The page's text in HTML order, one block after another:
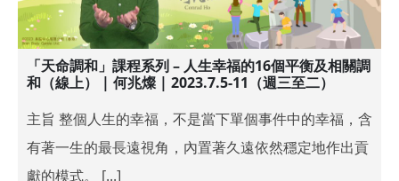
「天命調和」課程系列 – 人生幸福的16個平衡及相關調
和（線上） | 何兆燦 | 2023.7.5-11（週三至二）
主旨 整個人生的幸福，不是當下單個事件中的幸福，含
有著一生的最長遠視角，內置著久遠依然穩定地作出貢
獻的模式。 [...]